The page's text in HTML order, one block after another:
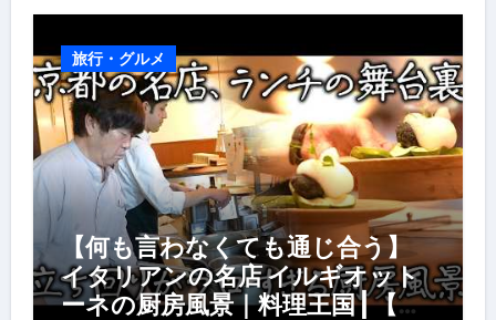
旅行・グルメ
【何も言わなくても通じ合う】
イタリアンの名店 イルギオット
ーネの厨房風景｜料理王国 | 【厨